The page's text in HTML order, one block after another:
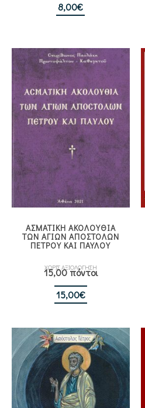
8,00€
ΑΣΜΑΤΙΚΗ ΑΚΟΛΟΥΘΙΑ
ΤΩΝ ΑΓΙΩΝ ΑΠΟΣΤΟΛΩΝ
ΠΕΤΡΟΥ ΚΑΙ ΠΑΥΛΟΥ
ΧΩΡΙΣ ΑΞΙΟΛΟΓΗΣΗ
15,00 πόντοι
15,00€